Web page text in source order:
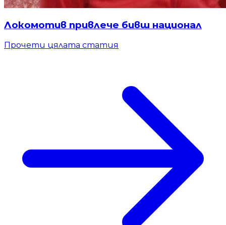
Локомотив привлече бивш национал
Прочети цялата статия